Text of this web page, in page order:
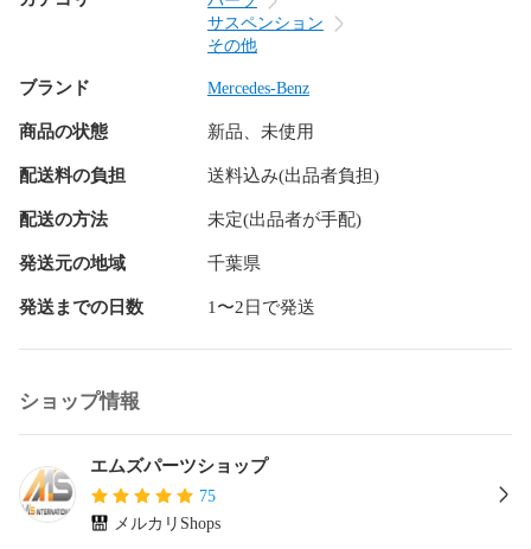
確認 』 が必要です。 商品は毎日流動性ですので、適合確認
も踏まえて必ずお問い合わせください。
場合でもお客様都合になる為、返品交換等の対象とはなりま
せん。 ( ※弊社出荷ミスによる品番間違い / 商品不良を除く。
)
〇 様々なECサイトで運営をしている為、タイミングにより欠
とした 『 在庫確認 』 をされずにご注文された場合、 即座に
合は、 『 お客様都合キャンセル 』 となりますので予めご了
承ください。 必ず 『 在庫確認 』 をお願いいたします。
〇 商品詳細に記載の車種と同車種でもグレードや型式により
適合する部品 ( 品番 ) が異なる場合がございますので、必ず適
〇 品番が違う場合でも、【 品番変更 】 されている場合がご
ざいます。
合もございます。 品番が同じで形状のみ違う場合は一度装着
して下さい。 適合しない場合には速やかにご連絡ください。
( 対策品の場合、ご購入製品とは別に 『 付属部品が必要 』 な
サスペンション
その他
ブランド Mercedes-Benz
商品の状態 新品、未使用
配送料の負担 送料込み(出品者負担)
配送の方法 未定(出品者が手配)
発送元の地域 千葉県
発送までの日数 1〜2日で発送
ショップ情報
エムズパーツショップ
75
メルカリShops